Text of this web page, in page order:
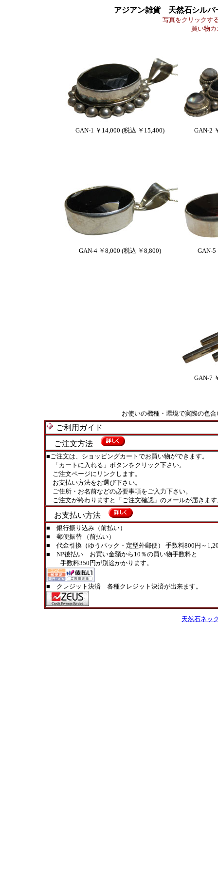
アジアン雑貨 天然石シルバ
写真をクリックす
買い物
GAN-1 ￥14,000 (税込 ￥15,400) GAN-2
GAN-4 ￥8,000 (税込 ￥8,800) GAN-5
GAN-7
お使いの機種・環境で実際の色
ご利用ガイド
ご注文方法
■ご注文は、ショッピングカートでお買い物ができます。
「カートに入れる」ボタンをクリック下さい。
ご注文ページにリンクします。
お支払い方法をお選び下さい。
ご住所・お名前などの必要事項をご入力下さい。
ご注文が終わりますと「ご注文確認」のメールが届きま
お支払い方法
■ 銀行振り込み（前払い）
■ 郵便振替 （前払い）
■ 代金引換（ゆうパック・定型外郵便） 手数料800円～
■ NP後払い お買い金額から10％の買い物手数料と
手数料350円が別途かかります。
■ クレジット決済 各種クレジット決済が出来ます。
天然石ネッ